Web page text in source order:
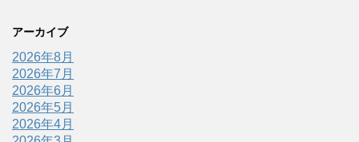
アーカイブ
2026年8月
2026年7月
2026年6月
2026年5月
2026年4月